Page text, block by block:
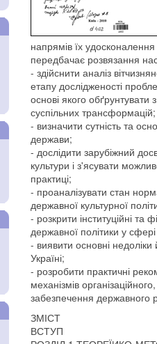
напрямів їх
передбачає розвязання
- здійснити аналіз
етапу дослідженості
основі якого
суспільних трансформацій;
- визначити сутність та
держави;
- дослідити зарубіжний
культури і з'ясувати
практиці;
- проаналізувати стан
державної культурної
- розкрити інституційні та
державної політики у сфері
- виявити основні
Україні;
- розробити практичні
механізмів
забезпечення державного
ЗМІСТ
ВСТУП